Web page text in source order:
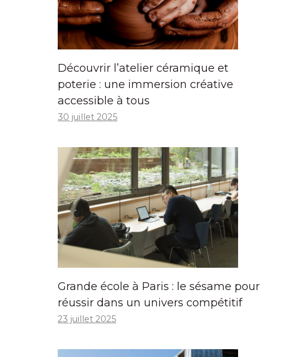
Découvrir l’atelier céramique et
poterie : une immersion créative
accessible à tous
30 juillet 2025
Grande école à Paris : le sésame pour
réussir dans un univers compétitif
23 juillet 2025